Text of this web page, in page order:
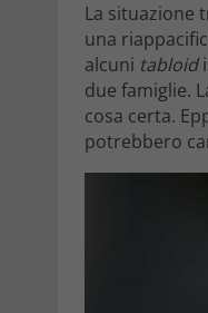
La situazione
una
alcuni tabloid
due famiglie.
cosa certa.
potrebbero